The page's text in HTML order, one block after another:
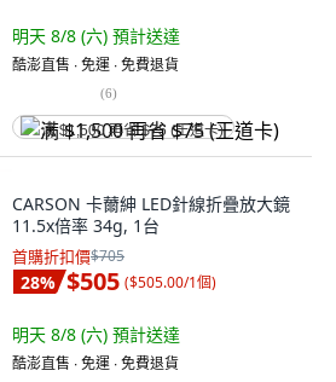
明天 8/8 (六) 預計送達
酷澎直售 ∙ 免運 ∙ 免費退貨
(6)
满 $1,500 再省 $75 (王道卡)
CARSON 卡薾紳 LED針線折疊放大鏡
11.5x倍率 34g, 1台
首購折扣價$705
28% $505 ($505.00/1個)
明天 8/8 (六) 預計送達
酷澎直售 ∙ 免運 ∙ 免費退貨